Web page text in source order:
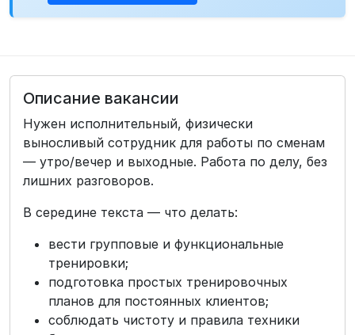
Описание вакансии
Нужен исполнительный, физически
выносливый сотрудник для работы по сменам
— утро/вечер и выходные. Работа по делу, без
лишних разговоров.
В середине текста — что делать:
вести групповые и функциональные
тренировки;
подготовка простых тренировочных
планов для постоянных клиентов;
соблюдать чистоту и правила техники